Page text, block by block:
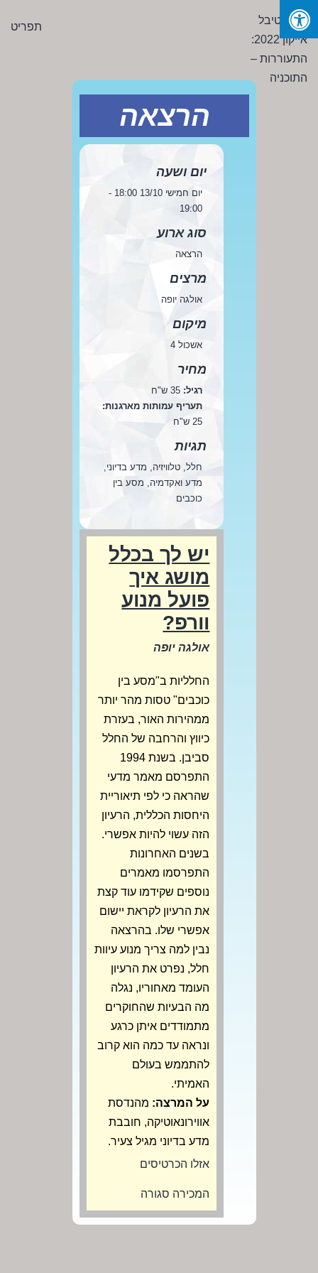
Skip
content
פסטיבל
אייקון
2022:
התעוררות
תפריט
הרצאה
יום ושעה
יום חמישי 13/10 18:00 -
19:00
סוג ארוע
הרצאה
מרצים
אולגה יופה
מיקום
אשכול 4
מחיר
רגיל:
תעריף עמותות מארגנות:
25 ש"ח
תגיות
חלל, טלוויזיה, מדע בדיוני,
מדע ואקדמיה, מסע בין
כוכבים
יש לך בכלל
מושג איך
פועל מנוע
וורפ?
אולגה יופה
החלליות ב"מסע בין
כוכבים" טסות מהר יותר
ממהירות האור, בעזרת
כיווץ והרחבה של החלל
סביבן. בשנת 1994
התפרסם מאמר מדעי
שהראה כי לפי תיאוריית
היחסות הכללית, הרעיון
הזה עשוי להיות אפשרי.
בשנים האחרונות
התפרסמו מאמרים
נוספים שקידמו עוד קצת
את הרעיון לקראת יישום
אפשרי שלו. בהרצאה
נבין למה צריך מנוע עיוות
חלל, נפרט את הרעיון
העומד מאחוריו, נגלה
מה הבעיות שהחוקרים
מתמודדים איתן כרגע
ונראה עד כמה הוא קרוב
להתממש בעולם
האמיתי.
על המרצה: מהנדסת
אווירונאוטיקה, חובבת
מדע בדיוני מגיל צעיר.
אזלו הכרטיסים
המכירה סגורה